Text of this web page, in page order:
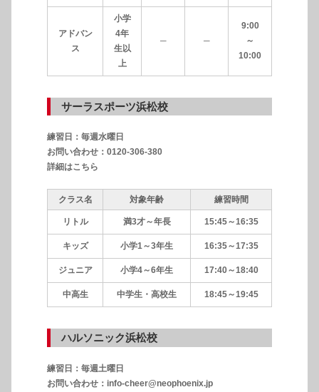
アドバン
ス
小学
4年
生以
上
─ ─
9:00
～
10:00
サーラスポーツ浜松校
練習日：毎週水曜日
お問い合わせ：0120-306-380
詳細はこちら
クラス名 対象年齢 練習時間
リトル 満3才～年長 15:45～16:35
キッズ 小学1～3年生 16:35～17:35
ジュニア 小学4～6年生 17:40～18:40
中高生 中学生・高校生 18:45～19:45
ハルソニック浜松校
練習日：毎週土曜日
お問い合わせ：info-cheer@neophoenix.jp